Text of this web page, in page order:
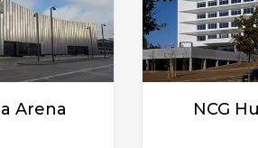
Arena NCG